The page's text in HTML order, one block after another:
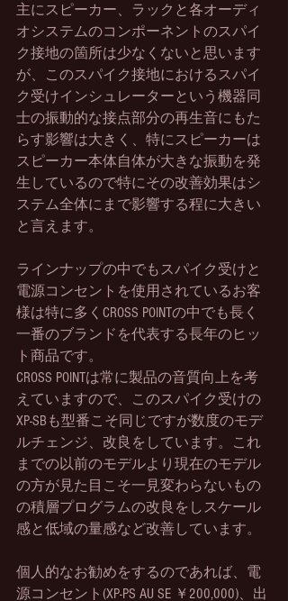
主にスピーカー、ラックと各オーディ
オシステムのコンポーネントのスパイ
ク接地の箇所は少なくないと思います
が、このスパイク接地におけるスパイ
ク受けインシュレーターという機器同
士の振動的な接点部分の再生音にもた
らす影響は大きく、 特にスピーカーは
スピーカー本体自体が大きな振動を発
生しているので特にその改善効果はシ
ステム全体にまで影響する程に大きい
と言えます。
ラインナップの中でもスパイク受けと
電源コンセントを使用されているお客
様は特に多くCROSS POINTの中でも長く
一番のブランドを代表する長年のヒッ
ト商品です。
CROSS POINTは常に製品の音質向上を考
えていますので、このスパイク受けの
XP-SBも型番こそ同じですが数度のモデ
ルチェンジ、改良をしています。これ
までの以前のモデルより現在のモデル
の方が見た目こそ一見変わらないもの
の積層プログラムの改良をしスケール
感と低域の量感など改善しています。
個人的なお勧めをするのであれば、電
源コンセント(XP-PS AU SE ￥200,000)、出